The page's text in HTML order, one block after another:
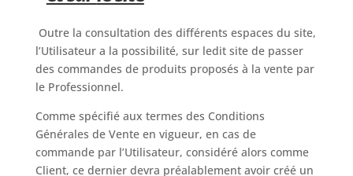
Outre la consultation des différents espaces du site,
l’Utilisateur a la possibilité, sur ledit site de passer
des commandes de produits proposés à la vente par
le Professionnel.
Comme spécifié aux termes des Conditions
Générales de Vente en vigueur, en cas de
commande par l’Utilisateur, considéré alors comme
Client, ce dernier devra préalablement avoir créé un